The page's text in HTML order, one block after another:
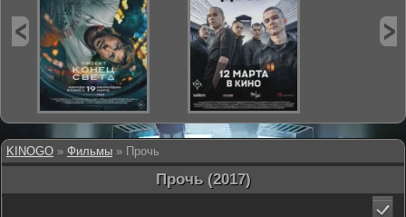
KINOGO » Фильмы » Прочь
Прочь (2017)